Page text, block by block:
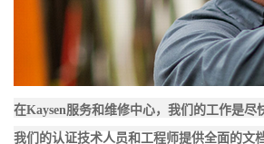
在Kaysen服务和维修中心，我们的工作是
我们的认证技术人员和工程师提供全面的文